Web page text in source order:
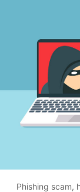
Phishing scam,